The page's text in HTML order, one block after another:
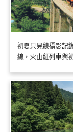
初夏只見線攝影記
線，火山紅列車與